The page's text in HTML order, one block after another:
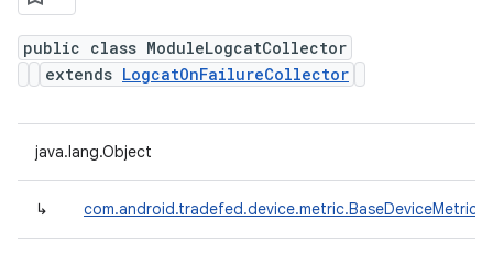
public class ModuleLogcatCollector
extends LogcatOnFailureCollector
java.lang.Object
↳